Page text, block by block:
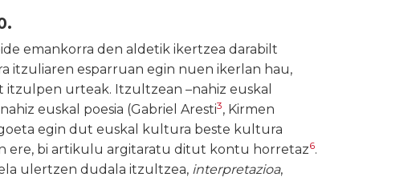
emankorra den aldetik ikertzea darabilt
itzuliaren esparruan egin nuen ikerlan hau,
urteak. Itzultzean –nahiz euskal
nahiz euskal poesia (Gabriel Aresti3, Kirmen
egin dut euskal kultura beste kultura
ere, bi artikulu argitaratu ditut kontu horretaz6.
ulertzen dudala itzultzea, interpretazioa,